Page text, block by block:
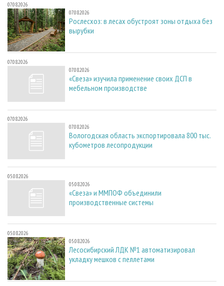
07.08.2026
07.08.2026
Рослесхоз: в лесах обустроят зоны отдыха без
вырубки
07.08.2026
07.08.2026
«Свеза» изучила применение своих ДСП в
мебельном производстве
07.08.2026
07.08.2026
Вологодская область экспортировала 800 тыс.
кубометров лесопродукции
05.08.2026
05.08.2026
«Свеза» и ММПОФ объединили
производственные системы
05.08.2026
05.08.2026
Лесосибирский ЛДК №1 автоматизировал
укладку мешков с пеллетами